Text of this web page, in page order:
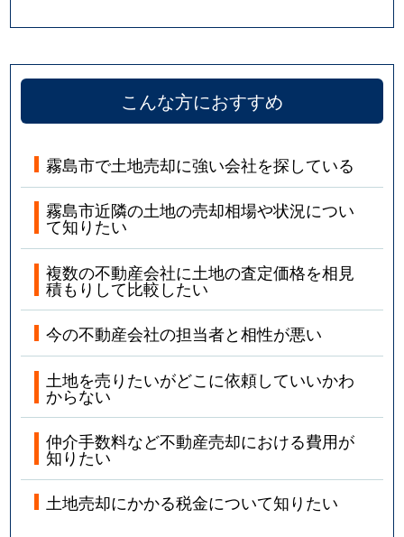
こんな方におすすめ
霧島市で土地売却に強い会社を探している
霧島市近隣の土地の売却相場や状況につい
て知りたい
複数の不動産会社に土地の査定価格を相見
積もりして比較したい
今の不動産会社の担当者と相性が悪い
土地を売りたいがどこに依頼していいかわ
からない
仲介手数料など不動産売却における費用が
知りたい
土地売却にかかる税金について知りたい